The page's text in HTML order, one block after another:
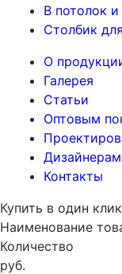
В потолок
Столбик
О
Галерея
Статьи
Оптовым
Дизайнерам
Контакты
Купить в один клик
Наименование
Количество
руб.